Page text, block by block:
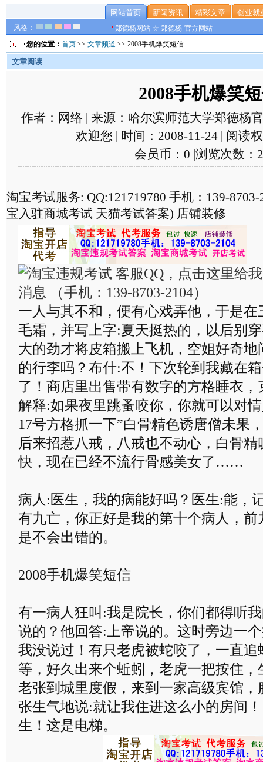
风格：
网站首页 新闻资讯 精彩文章 创业就
郑德杨网站 ☆ 郑德杨·官方网站
您的位置： 首页 >> 文章频道 >> 2008手机爆笑短信
文章阅读
2008手机爆笑
作者：网络 | 来源：哈尔滨师范大学郑德杨
欢迎您 | 时间：2008-11-24 | 阅读
会员币：0 |浏览次数：
淘宝考试服务: QQ:121719780 手机：139-
宝入驻商城考试 天猫考试答案) 店铺装修
一人与其不和，便有心戏弄他，于是
毛霜，并写上字:夏天挺热的，以后别
大的劲才将皮箱搬上飞机，空姐好奇
的行李吗？布什:不！下次轮到我藏在
了！商店里出售带有数字的方格睡衣
解释:如果夜里跳蚤咬你，你就可以对
17号方格抓一下”白骨精色诱唐僧未果
后来招惹八戒，八戒也不动心，白骨
快，现在已经不流行骨感美女了……
病人:医生，我的病能好吗？医生:能，
有九亡，你正好是我的第十个病人，
是不会出错的。
2008手机爆笑短信
有一病人狂叫:我是院长，你们都得听
说的？他回答:上帝说的。这时旁边一
我没说过！有只老虎被蛇咬了，一直
等，好久出来个蚯蚓，老虎一把按住
老张到城里度假，来到一家高级宾馆
张生气地说:就让我住进这么小的房间
生！这是电梯。